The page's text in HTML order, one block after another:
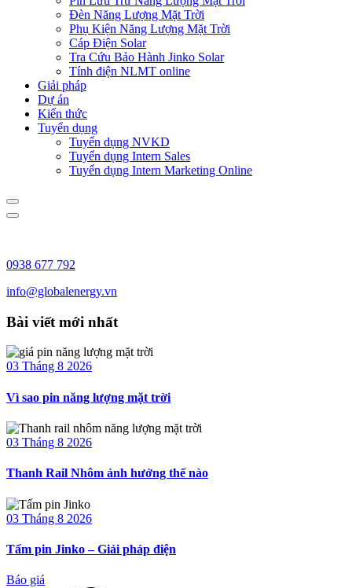
Đèn Năng Lượng Mặt Trời
Phụ Kiện Năng Lượng Mặt Trời
Cáp Điện Solar
Tra Cứu Bảo Hành Jinko Solar
Tính điện NLMT online
Giải pháp
Dự án
Kiến thức
Tuyển dụng
Tuyển dụng NVKD
Tuyển dụng Intern Sales
Tuyển dụng Intern Marketing Online
0938 677 792
info@globalenergy.vn
Bài viết mới nhất
03 Tháng 8 2026
Vì sao pin năng lượng mặt trời
03 Tháng 8 2026
Thanh Rail Nhôm ảnh hưởng thế nào
03 Tháng 8 2026
Tấm pin Jinko – Giải pháp điện
Báo giá